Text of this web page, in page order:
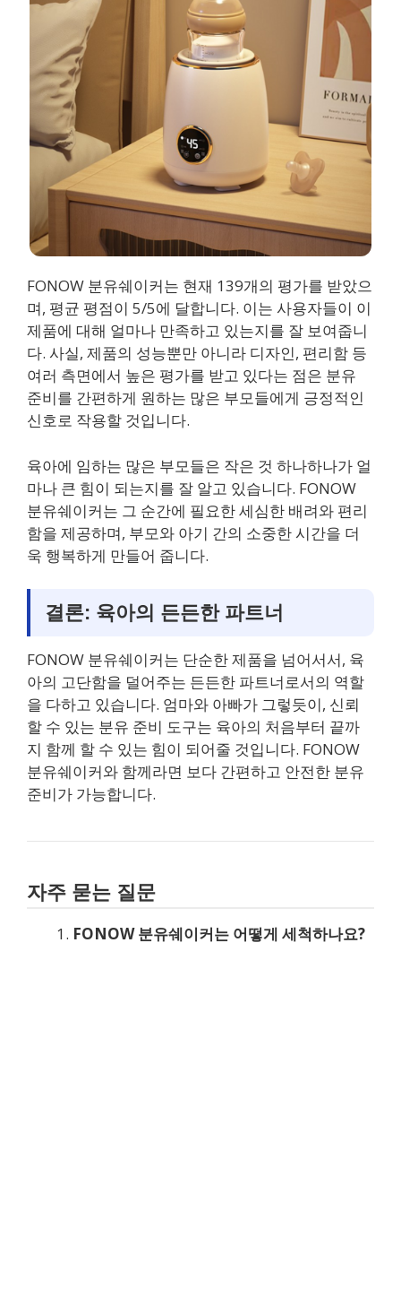
FONOW 분유쉐이커는 현재 139개의 평가를 받았으
며, 평균 평점이 5/5에 달합니다. 이는 사용자들이 이
제품에 대해 얼마나 만족하고 있는지를 잘 보여줍니
다. 사실, 제품의 성능뿐만 아니라 디자인, 편리함 등
여러 측면에서 높은 평가를 받고 있다는 점은 분유
준비를 간편하게 원하는 많은 부모들에게 긍정적인
신호로 작용할 것입니다.
육아에 임하는 많은 부모들은 작은 것 하나하나가 얼
마나 큰 힘이 되는지를 잘 알고 있습니다. FONOW
분유쉐이커는 그 순간에 필요한 세심한 배려와 편리
함을 제공하며, 부모와 아기 간의 소중한 시간을 더
욱 행복하게 만들어 줍니다.
결론: 육아의 든든한 파트너
FONOW 분유쉐이커는 단순한 제품을 넘어서서, 육
아의 고단함을 덜어주는 든든한 파트너로서의 역할
을 다하고 있습니다. 엄마와 아빠가 그렇듯이, 신뢰
할 수 있는 분유 준비 도구는 육아의 처음부터 끝까
지 함께 할 수 있는 힘이 되어줄 것입니다. FONOW
분유쉐이커와 함께라면 보다 간편하고 안전한 분유
준비가 가능합니다.
자주 묻는 질문
FONOW 분유쉐이커는 어떻게 세척하나요?